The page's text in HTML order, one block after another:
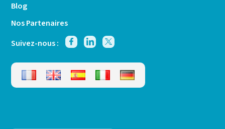
Blog
Nos Partenaires
Suivez-nous :